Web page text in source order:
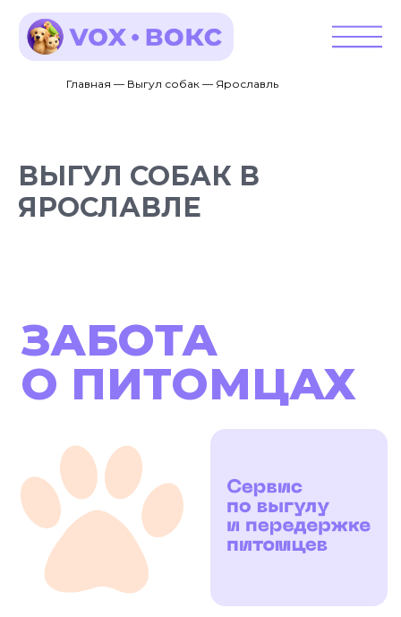
Главная — Выгул собак — Ярославль
ВЫГУЛ СОБАК В
ЯРОСЛАВЛЕ